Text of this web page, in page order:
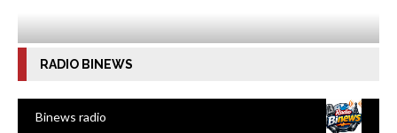
RADIO BINEWS